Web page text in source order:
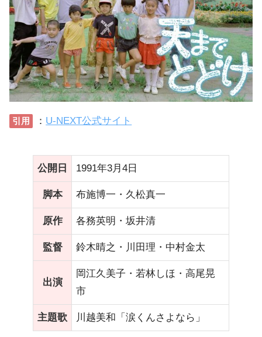
引用 ： U-NEXT公式サイト
公開日 1991年3月4日
脚本 布施博一・久松真一
原作 各務英明・坂井清
監督 鈴木晴之・川田理・中村金太
出演
岡江久美子・若林しほ・高尾晃
市
主題歌 川越美和「涙くんさよなら」